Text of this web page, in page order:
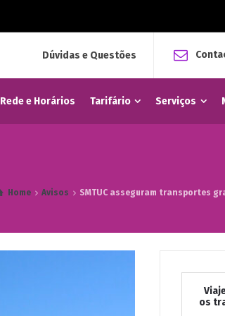
Dúvidas e Questões
Rede e Horários Tarifário Serviços
Home Avisos SMTUC asseguram transportes
os